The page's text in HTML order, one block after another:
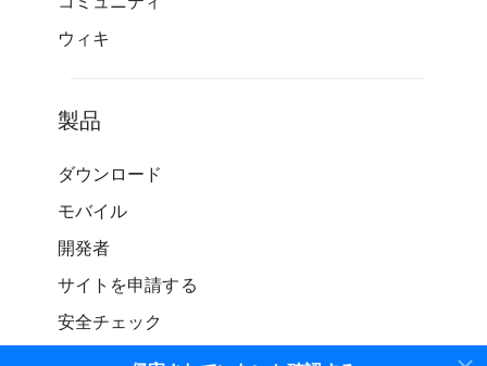
ウィキ
製品
ダウンロード
モバイル
開発者
サイトを申請する
安全チェック